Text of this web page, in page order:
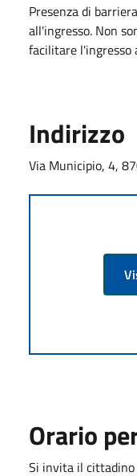
Presenza di
all'ingresso. Non
facilitare l'ingresso
Indirizzo
Via Municipio, 4,
Orario
Si invita il